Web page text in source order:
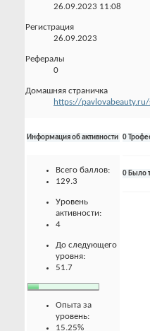
26.09.2023 11:08
Регистрация
26.09.2023
Рефералы
0
Домашняя страничка
https://
Информация об активности
Всего баллов:
129.3
Уровень
активности:
4
До следующего
уровня:
51.7
Опыта за
уровень:
15.25%
0
0 Было